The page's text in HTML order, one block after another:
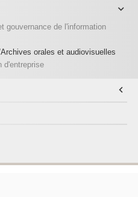
gouvernance de l'information
orales et audiovisuelles
d'entreprise